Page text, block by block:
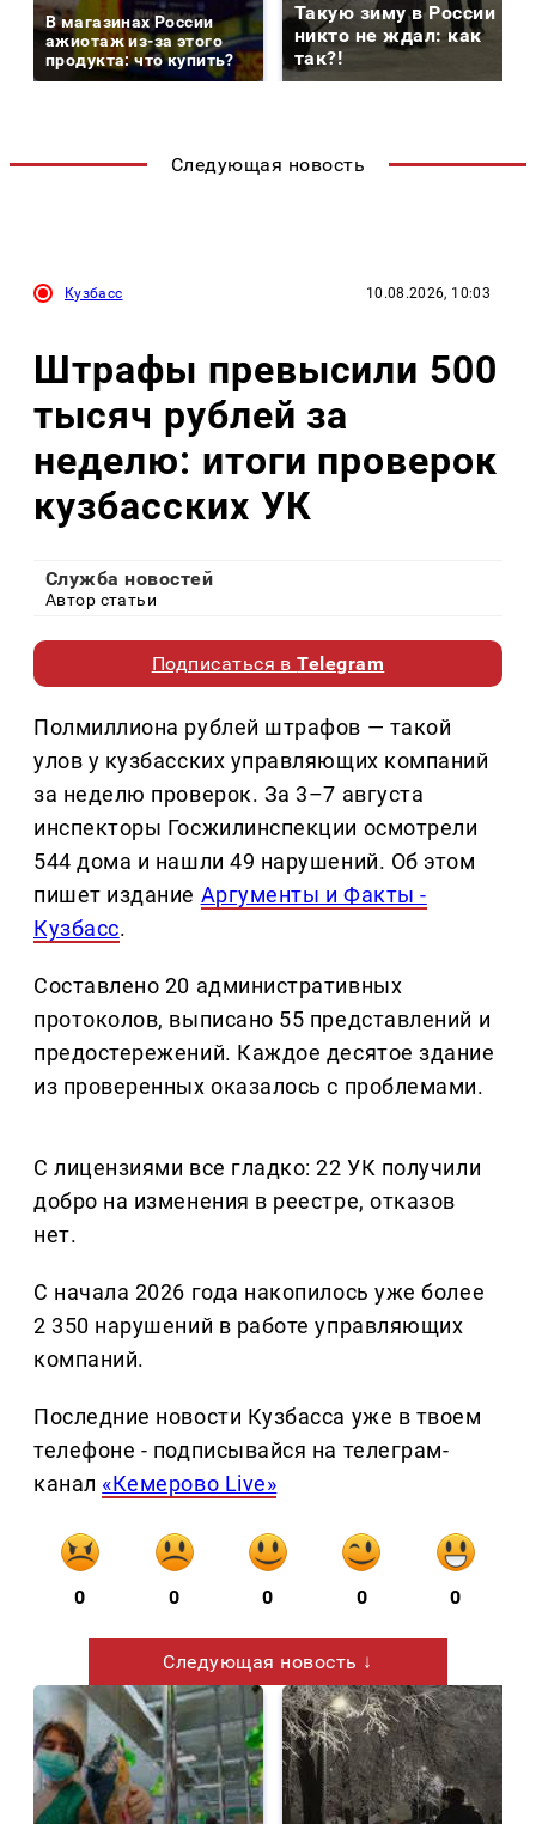
В магазинах России
ажиотаж из-за этого
продукта: что купить?
Такую зиму в России
никто не ждал: как
так?!
Следующая новость
Кузбасс 10.08.2026, 10:03
Штрафы превысили 500
тысяч рублей за
неделю: итоги проверок
кузбасских УК
Служба новостей
Автор статьи
Подписаться вTelegram
Полмиллиона рублей штрафов — такой
улов у кузбасских управляющих компаний
за неделю проверок. За 3–7 августа
инспекторы Госжилинспекции осмотрели
544 дома и нашли 49 нарушений. Об этом
пишет издание Аргументы и Факты -
Кузбасс.
Составлено 20 административных
протоколов, выписано 55 представлений и
предостережений. Каждое десятое здание
из проверенных оказалось с проблемами.
С лицензиями все гладко: 22 УК получили
добро на изменения в реестре, отказов
нет.
С начала 2026 года накопилось уже более
2 350 нарушений в работе управляющих
компаний.
Последние новости Кузбасса уже в твоем
телефоне - подписывайся на телеграм-
канал «Кемерово Live»
0 0 0 0 0
Следующая новость ↓